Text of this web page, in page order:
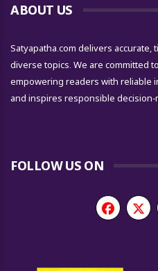
ABOUT US
Satyapatha.com delivers
diverse topics. We are committed
empowering readers with reliable
and inspires responsible decision-
FOLLOW US ON